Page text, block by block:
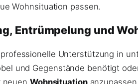
Wohnsituation passen.
Entrümpelung und
Unterstützung in
und Gegenstände benötigt